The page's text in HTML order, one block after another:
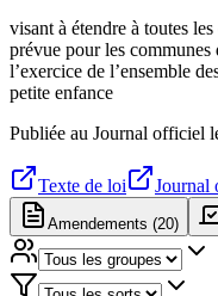
visant à étendre à toutes
prévue pour les
l’exercice de l’ensemble
petite enfance
Publiée au Journal officiel
Texte de loi Journal
Amendements (20)